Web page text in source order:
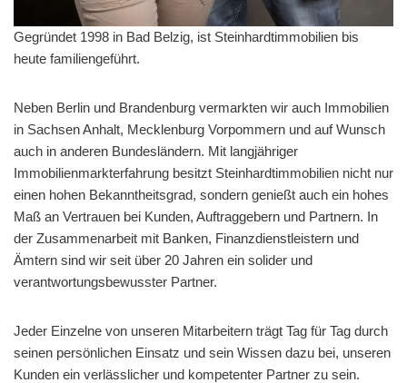
Gegründet 1998 in Bad Belzig, ist Steinhardtimmobilien bis
heute familiengeführt.
Neben Berlin und Brandenburg vermarkten wir auch Immobilien
in Sachsen Anhalt, Mecklenburg Vorpommern und auf Wunsch
auch in anderen Bundesländern. Mit langjähriger
Immobilienmarkterfahrung besitzt Steinhardtimmobilien nicht nur
einen hohen Bekanntheitsgrad, sondern genießt auch ein hohes
Maß an Vertrauen bei Kunden, Auftraggebern und Partnern. In
der Zusammenarbeit mit Banken, Finanzdienstleistern und
Ämtern sind wir seit über 20 Jahren ein solider und
verantwortungsbewusster Partner.
Jeder Einzelne von unseren Mitarbeitern trägt Tag für Tag durch
seinen persönlichen Einsatz und sein Wissen dazu bei, unseren
Kunden ein verlässlicher und kompetenter Partner zu sein.